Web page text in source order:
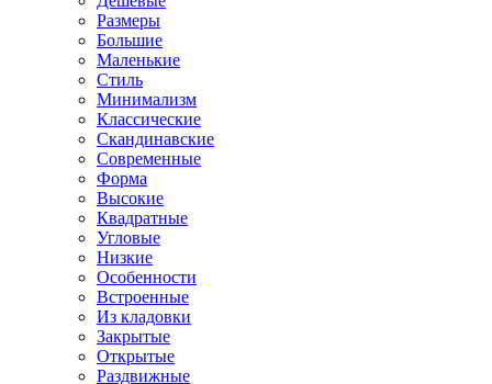
Размеры
Большие
Маленькие
Стиль
Минимализм
Классические
Скандинавские
Современные
Форма
Высокие
Квадратные
Угловые
Низкие
Особенности
Встроенные
Из кладовки
Закрытые
Открытые
Раздвижные